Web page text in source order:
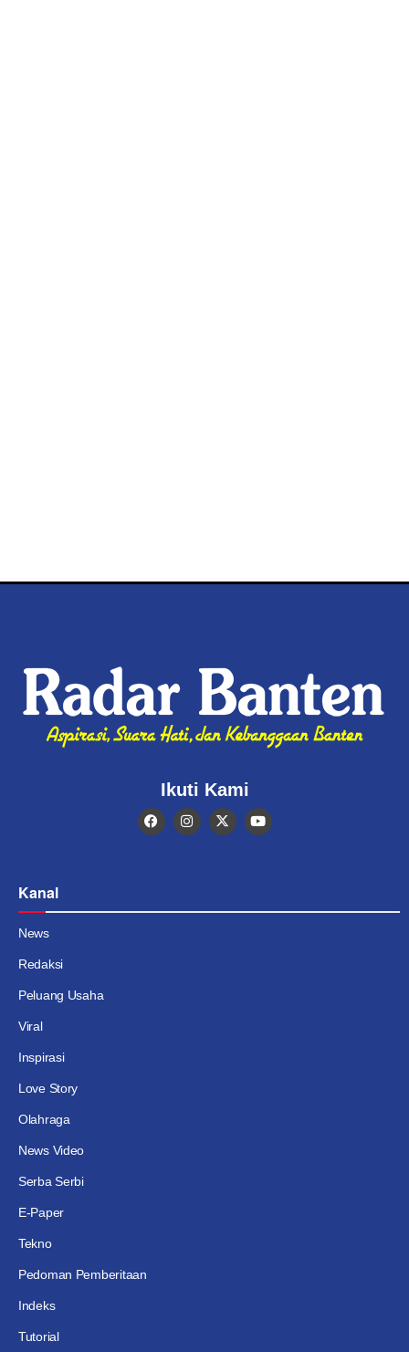
Ikuti Kami
Kanal
News
Redaksi
Peluang Usaha
Viral
Inspirasi
Love Story
Olahraga
News Video
Serba Serbi
E-Paper
Tekno
Pedoman Pemberitaan
Indeks
Tutorial